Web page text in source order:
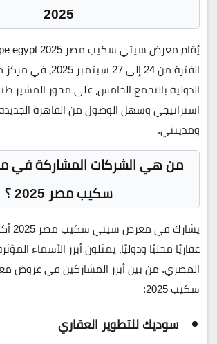
2025
يُقام معرض سيتي سكيب مصر 2025 cityscape egypt
الفترة من24 إلى 27 سبتمبر 2025 ، فيمركز
الدولية بالتجمع الخامس، على محور المشير
استراتيجي وسهل الوصول من القاهرة
ومدينتي.
من هي الشركات المشاركة
سكيب مصر 2025 ؟
يشارك في معرض سيتي سكيب مصر 2025 أكثر من
عقاريًا محليًا ودوليًا،يمثلون أبرز الأسماء
المصري. من بين أبرز المشاركين فيعروض
سكيب 2025
:
سوديك للتطوير العقاري